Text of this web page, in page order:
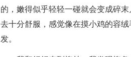
的，嫩得似乎轻轻一碰就会变成碎
去十分舒服，感觉像在摸小鸡的容
发。